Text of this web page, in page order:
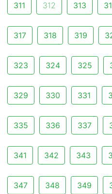
311 312 313
317 318 319
323 324 325
329 330 331
335 336 337
341 342 343
347 348 349